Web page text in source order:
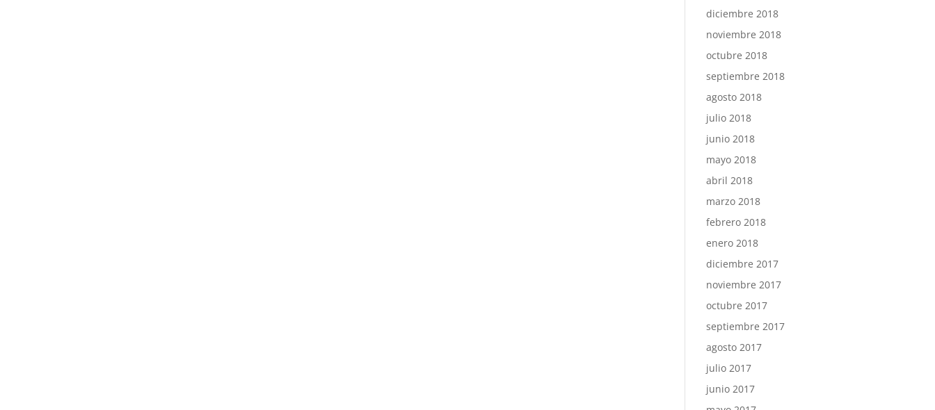
diciembre 2018
noviembre 2018
octubre 2018
septiembre 2018
agosto 2018
julio 2018
junio 2018
mayo 2018
abril 2018
marzo 2018
febrero 2018
enero 2018
diciembre 2017
noviembre 2017
octubre 2017
septiembre 2017
agosto 2017
julio 2017
junio 2017